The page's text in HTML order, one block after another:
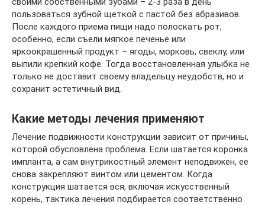
пользоваться зубной щеткой с пастой без абразивов.
После каждого приема пищи надо полоскать рот,
особенно, если съели мягкое печенье или
яркоокрашенный продукт – ягоды, морковь, свеклу, или
выпили крепкий кофе. Тогда восстановленная улыбка не
только не доставит своему владельцу неудобств, но и
сохранит эстетичный вид.
Какие методы лечения применяют
Лечение подвижности конструкции зависит от причины,
которой обусловлена проблема. Если шатается коронка
импланта, а сам внутрикостный элемент неподвижен, ее
снова закрепляют винтом или цементом. Когда
конструкция шатается вся, включая искусственный
корень, тактика лечения подбирается соответственно